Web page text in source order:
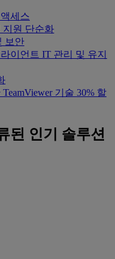
세스
지원 단순화
보안
이언트 IT 관리 및 유지
TeamViewer 기술 30% 할
된 인기 솔루션